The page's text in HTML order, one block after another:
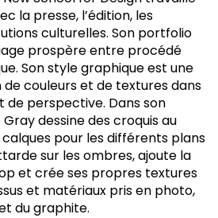
la presse, l’édition, les
culturelles. Son portfolio
prospère entre procédé
Son style graphique est une
couleurs et de textures dans
de perspective. Dans son
Gray dessine des croquis au
pour les différents plans
sur les ombres, ajoute la
et crée ses propres textures
et matériaux pris en photo,
du graphite.